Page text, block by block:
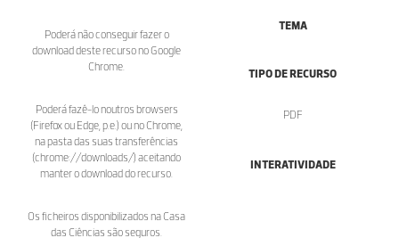
Poderá não conseguir fazer o
download deste recurso no Google
Chrome.
Poderá fazê-lo noutros browsers
(Firefox ou Edge, p.e.) ou no Chrome,
na pasta das suas transferências
(chrome://downloads/) aceitando
manter o download do recurso.
Os ficheiros disponibilizados na Casa
das Ciências são seguros.
TEMA
TIPO DE RECURSO
PDF
INTERATIVIDADE